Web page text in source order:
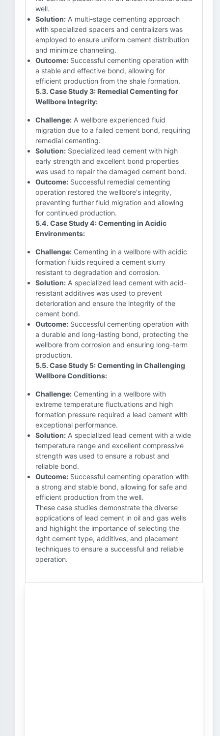
well.
Solution: A multi-stage cementing approach
with specialized spacers and centralizers was
employed to ensure uniform cement distribution
and minimize channeling.
Outcome: Successful cementing operation with
a stable and effective bond, allowing for
efficient production from the shale formation.
5.3. Case Study 3: Remedial Cementing for
Wellbore Integrity:
Challenge: A wellbore experienced fluid
migration due to a failed cement bond, requiring
remedial cementing.
Solution: Specialized lead cement with high
early strength and excellent bond properties
was used to repair the damaged cement bond.
Outcome: Successful remedial cementing
operation restored the wellbore's integrity,
preventing further fluid migration and allowing
for continued production.
5.4. Case Study 4: Cementing in Acidic
Environments:
Challenge: Cementing in a wellbore with acidic
formation fluids required a cement slurry
resistant to degradation and corrosion.
Solution: A specialized lead cement with acid-
resistant additives was used to prevent
deterioration and ensure the integrity of the
cement bond.
Outcome: Successful cementing operation with
a durable and long-lasting bond, protecting the
wellbore from corrosion and ensuring long-term
production.
5.5. Case Study 5: Cementing in Challenging
Wellbore Conditions:
Challenge: Cementing in a wellbore with
extreme temperature fluctuations and high
formation pressure required a lead cement with
exceptional performance.
Solution: A specialized lead cement with a wide
temperature range and excellent compressive
strength was used to ensure a robust and
reliable bond.
Outcome: Successful cementing operation with
a strong and stable bond, allowing for safe and
efficient production from the well.
These case studies demonstrate the diverse
applications of lead cement in oil and gas wells
and highlight the importance of selecting the
right cement type, additives, and placement
techniques to ensure a successful and reliable
operation.